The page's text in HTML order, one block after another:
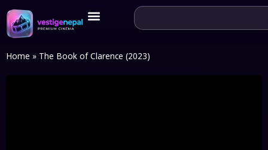
Home » The Book of Clarence (2023)